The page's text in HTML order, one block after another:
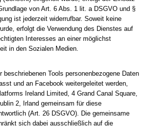
von Art. 6 Abs. 1 lit. a DSGVO und §
ist jederzeit widerrufbar. Soweit keine
erfolgt die Verwendung des Dienstes auf
Interesses an einer möglichst
in den Sozialen Medien.
Tools personenbezogene Daten
und an Facebook weitergeleitet werden,
Ireland Limited, 4 Grand Canal Square,
2, Irland gemeinsam für diese
(Art. 26 DSGVO). Die gemeinsame
sich dabei ausschließlich auf die